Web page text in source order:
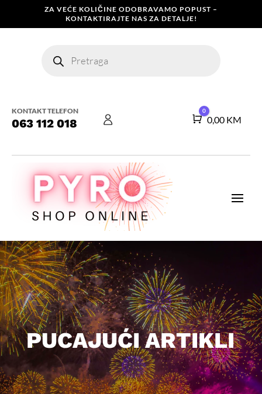
ZA VEĆE KOLIČINE ODOBRAVAMO POPUST –
KONTAKTIRAJTE NAS ZA DETALJE!
search
KONTAKT TELEFON
063 112 018 Košarica
0
0,00 KM
PUCAJUĆI ARTIKLI